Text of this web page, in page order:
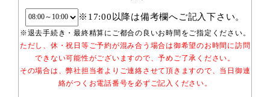
※17:00以降は備考欄へご記入下さい。
※退去手続き・最終精算にご都合の良いお時間をご指定ください。
ただし、休・祝日等ご予約が混み合う場合は御希望のお時間に訪問
できない可能性がございますので、予めご了承ください。
その場合は、弊社担当者よりご連絡させて頂きますので、当日御連
絡がつくお電話番号を必ずご記入ください。